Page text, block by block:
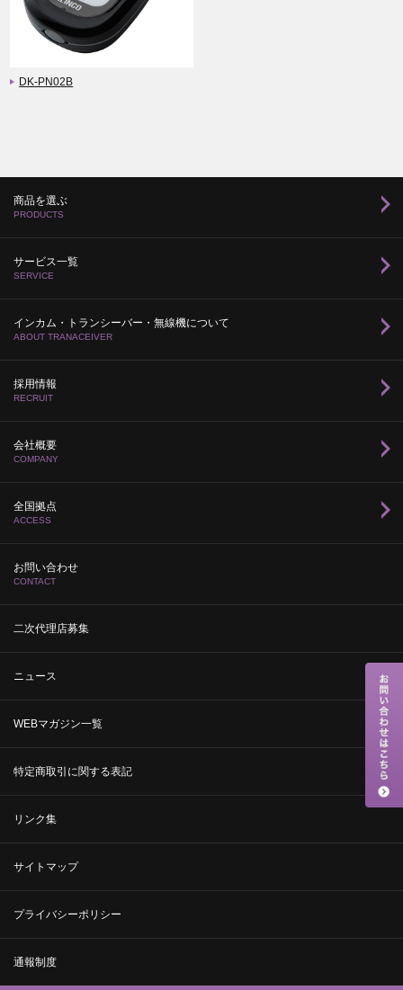
DK-PN02B
商品を選ぶ
PRODUCTS
サービス一覧
SERVICE
インカム・トランシーバー・無線機について
ABOUT TRANACEIVER
採用情報
RECRUIT
会社概要
COMPANY
全国拠点
ACCESS
お問い合わせ
CONTACT
二次代理店募集
ニュース
WEBマガジン一覧
特定商取引に関する表記
リンク集
サイトマップ
プライバシーポリシー
通報制度